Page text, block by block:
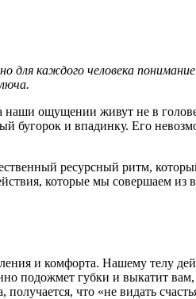
каждого человека
ощущении живут не в
и впадинку. Его
ресурсный ритм,
которые мы совершаем из
и комфорта. Нашему телу
подожмет губки и выкатит
что «не видать